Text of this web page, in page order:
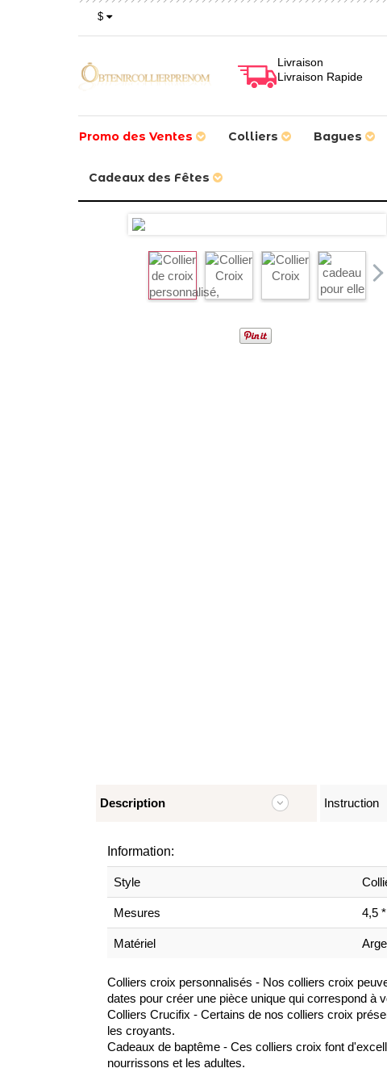
$
Livraison
Livraison Rapide
Promo des Ventes Colliers Bagues
Cadeaux des Fêtes
Description Instruction
Information:
Style
Mesures 4,5
Matériel
Colliers croix personnalisés - Nos colliers croix
dates pour créer une pièce unique qui correspond à
Colliers Crucifix - Certains de nos colliers croix
les croyants.
Cadeaux de baptême - Ces colliers croix font
nourrissons et les adultes.